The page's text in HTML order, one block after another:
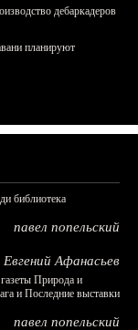
дебаркадеров
планируют
библиотека
павел попельский
Евгений Афанасьев
Природа и
и Последние выставки
павел попельский